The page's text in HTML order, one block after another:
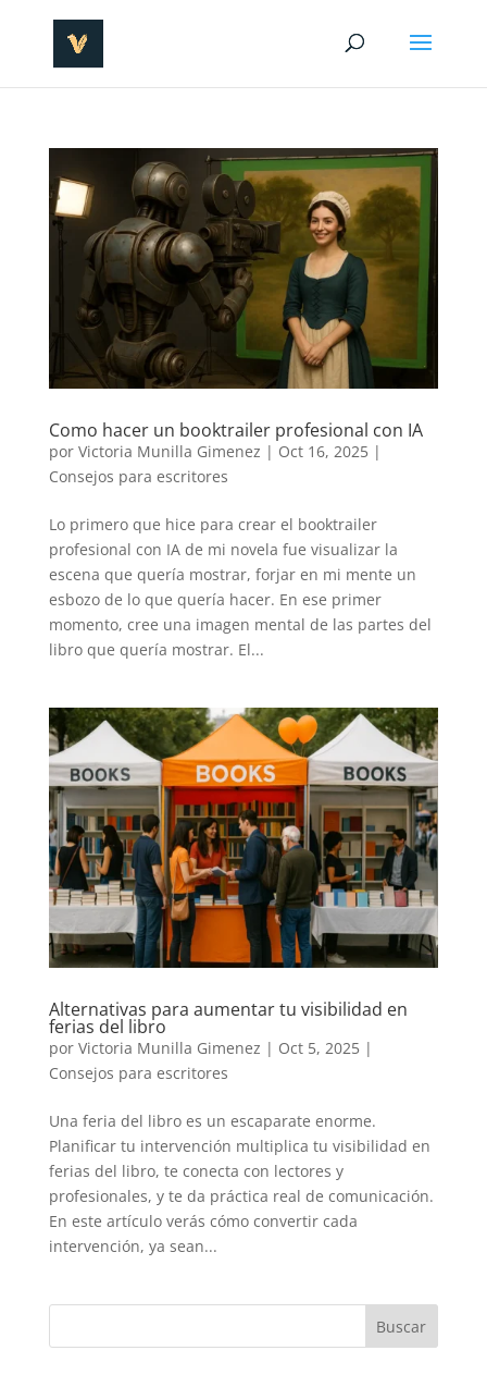
Como hacer un booktrailer profesional con IA
por Victoria Munilla Gimenez | Oct 16, 2025|
Consejos para escritores
Lo primero que hice para crear el booktrailer
profesional con IA de mi novela fue visualizar la
escena que quería mostrar, forjar en mi mente un
esbozo de lo que quería hacer. En ese primer
momento, cree una imagen mental de las partes del
libro que quería mostrar. El...
Alternativas para aumentar tu visibilidad en
ferias del libro
por Victoria Munilla Gimenez | Oct 5, 2025|
Consejos para escritores
Una feria del libro es un escaparate enorme.
Planificar tu intervención multiplica tu visibilidad en
ferias del libro, te conecta con lectores y
profesionales, y te da práctica real de comunicación.
En este artículo verás cómo convertir cada
intervención, ya sean...